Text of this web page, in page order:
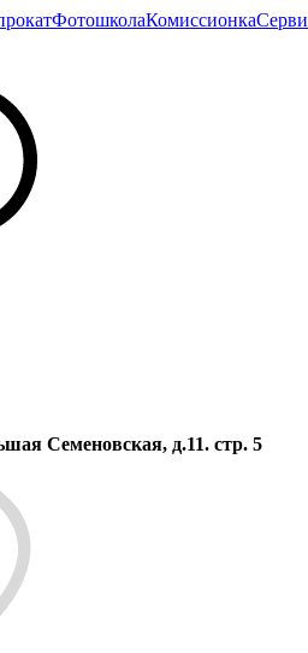
ФотошколаКомиссионка
Семеновская, д.11. стр. 5